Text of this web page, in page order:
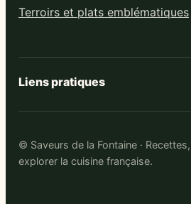
Terroirs et plats emblématiques
Liens pratiques
© Saveurs de la Fontaine ·
explorer la cuisine française.